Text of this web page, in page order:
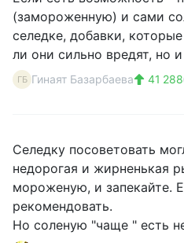
(замороженную) и сами
селедке, добавки,
ли они сильно вредят, но
ГБ Гинаят Базарбаева 41 288
Селедку посоветовать
недорогая и жирненькая
мороженую, и запекайте.
рекомендовать.
Но соленую "чаще " есть